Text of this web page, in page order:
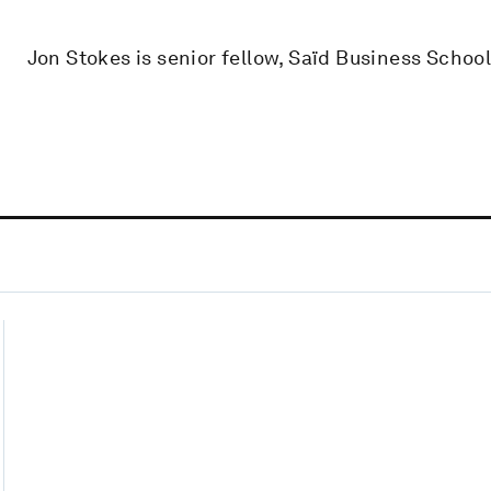
Jon Stokes is senior fellow, Saïd Business